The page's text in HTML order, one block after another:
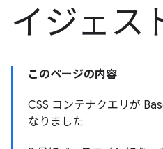
イジェス
このページの内容
CSS コンテナクエリが
なりました